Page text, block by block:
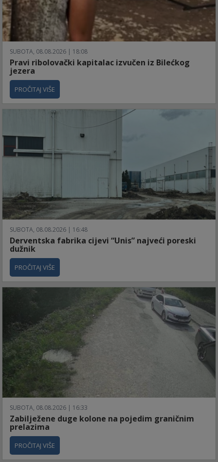
SUBOTA, 08.08.2026 | 18:08
Pravi ribolovački kapitalac izvučen iz Bilećkog
jezera
PROČITAJ VIŠE
SUBOTA, 08.08.2026 | 16:48
Derventska fabrika cijevi “Unis” najveći poreski
dužnik
PROČITAJ VIŠE
SUBOTA, 08.08.2026 | 16:33
Zabilježene duge kolone na pojedim graničnim
prelazima
PROČITAJ VIŠE